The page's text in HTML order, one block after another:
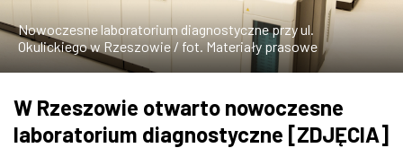
ZDJĘCIA
W RZESZOWIE
Nowoczesne laboratorium diagnostyczne przy ul.
Okulickiego w Rzeszowie / fot. Materiały prasowe
W Rzeszowie otwarto nowoczesne
laboratorium diagnostyczne [ZDJĘCIA]